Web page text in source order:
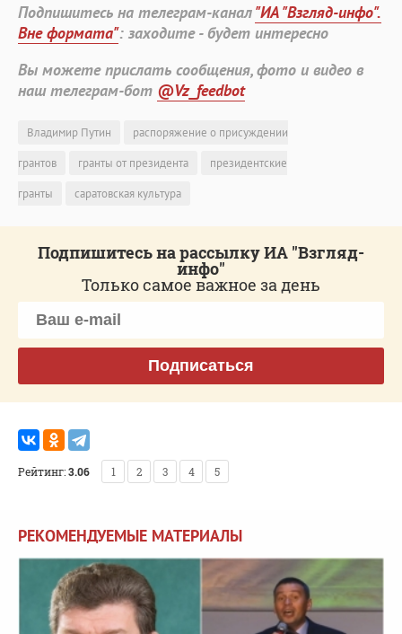
Подпишитесь на телеграм-канал"ИА "Взгляд-инфо".
Вне формата": заходите - будет интересно
Вы можете прислать сообщения, фото и видео в
наш телеграм-бот @Vz_feedbot
Владимир Путин
распоряжение о присуждении
грантов
гранты от президента
президентские
гранты
саратовская культура
Подпишитесь на рассылку ИА "Взгляд-
инфо"
Только самое важное за день
Подписаться
Рейтинг:3.06 1 2 3 4 5
РЕКОМЕНДУЕМЫЕ МАТЕРИАЛЫ